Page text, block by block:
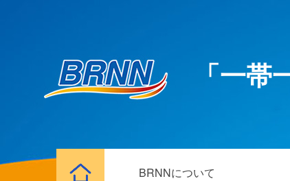
「一
BRNNについて